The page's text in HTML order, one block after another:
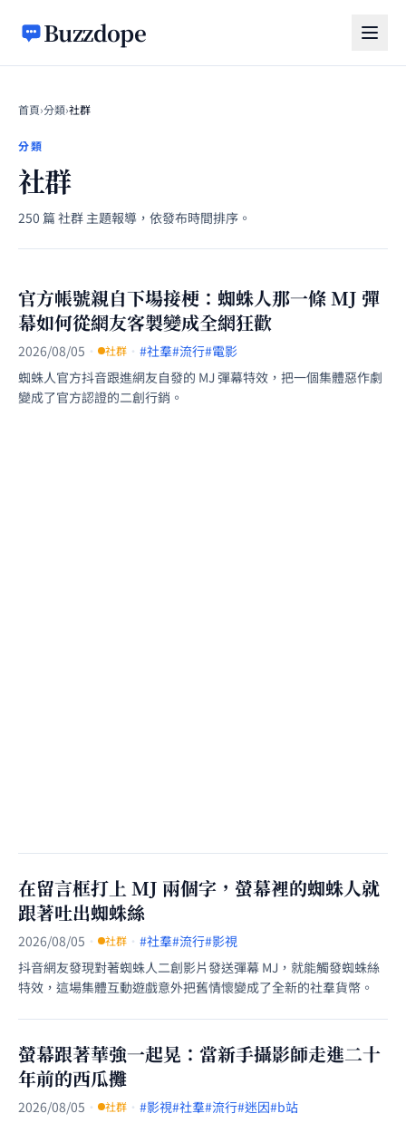
Buzzdope
首頁›分類›社群
分類
社群
250 篇 社群 主題報導，依發布時間排序。
官方帳號親自下場接梗：蜘蛛人那一條 MJ 彈
幕如何從網友客製變成全網狂歡
2026/08/05 · 社群 · #社羣#流行#電影
蜘蛛人官方抖音跟進網友自發的 MJ 彈幕特效，把一個集體惡作劇
變成了官方認證的二創行銷。
在留言框打上 MJ 兩個字，螢幕裡的蜘蛛人就
跟著吐出蜘蛛絲
2026/08/05 · 社群 · #社羣#流行#影視
抖音網友發現對著蜘蛛人二創影片發送彈幕 MJ，就能觸發蜘蛛絲
特效，這場集體互動遊戲意外把舊情懷變成了全新的社羣貨幣。
螢幕跟著華強一起晃：當新手攝影師走進二十
年前的西瓜攤
2026/08/05 · 社群 · #影視#社羣#流行#迷因#b站